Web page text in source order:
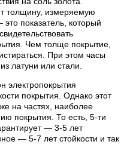
толщину, измеряемую
показатель, который
Чем толще покрытие,
При этом часы
латуни или стали.
электропокрытия
покрытия. Однако этот
на частях, наиболее
покрытия. То есть, 5-ти
— 3-5 лет
— 5-7 лет стойкости и так